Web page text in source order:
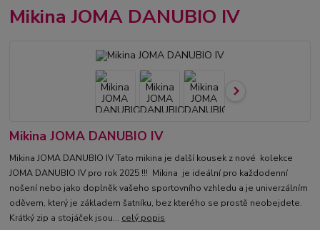
Mikina JOMA DANUBIO IV
Mikina JOMA DANUBIO IV
Mikina JOMA DANUBIO IV Tato mikina je další kousek z nové kolekce
JOMA DANUBIO IV pro rok 2025 !!! Mikina je ideální pro každodenní
nošení nebo jako doplněk vašeho sportovního vzhledu a je univerzálním
oděvem, který je základem šatníku, bez kterého se prostě neobejdete.
Krátký zip a stojáček jsou... celý popis